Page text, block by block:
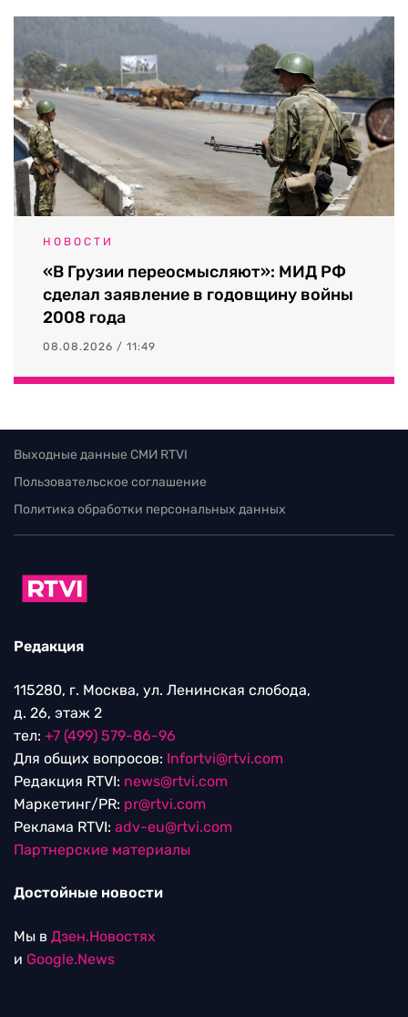
НОВОСТИ
«В Грузии переосмысляют»: МИД РФ
сделал заявление в годовщину войны
2008 года
08.08.2026 / 11:49
Выходные данные СМИ RTVI
Пользовательское соглашение
Политика обработки персональных данных
Редакция
115280, г. Москва, ул. Ленинская слобода,
д. 26, этаж 2
тел: +7 (499) 579-86-96
Для общих вопросов: Infortvi@rtvi.com
Редакция RTVI: news@rtvi.com
Маркетинг/PR: pr@rtvi.com
Реклама RTVI: adv-eu@rtvi.com
Партнерские материалы
Достойные новости
Мы в Дзен.Новостях
и Google.News